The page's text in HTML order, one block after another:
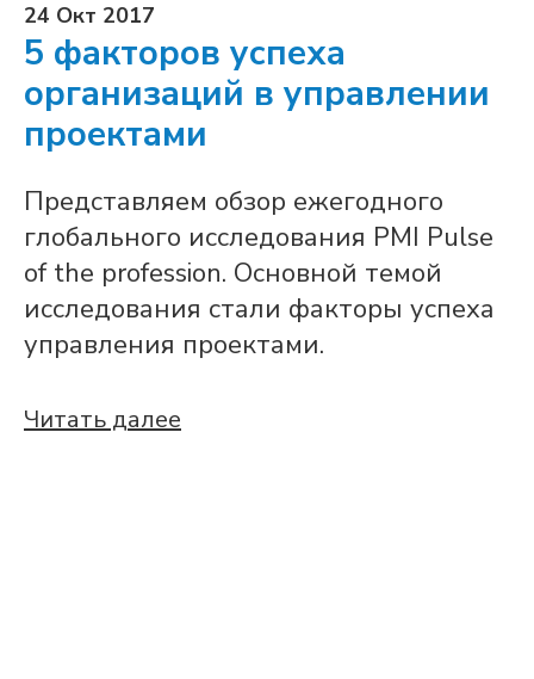
24 Окт 2017
5 факторов успеха
организаций в управлении
проектами
Представляем обзор ежегодного
глобального исследования PMI Pulse
of the profession. Основной темой
исследования стали факторы успеха
управления проектами.
Читать далее